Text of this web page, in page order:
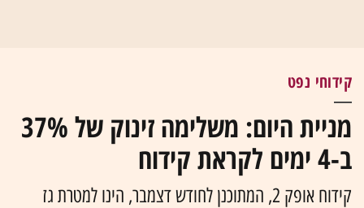
קידוחי נפט
מניית היום: משלימה זינוק של 37%
ב-4 ימים לקראת קידוח
קידוח אופק 2, המתוכנן לחודש דצמבר, הינו למטרת גז